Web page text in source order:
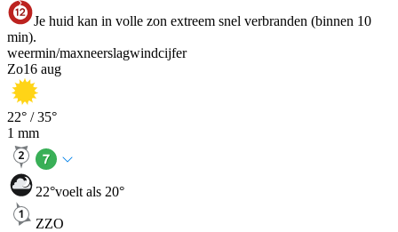
Je huid kan in volle zon extreem snel verbranden (binnen 10
min).
weermin/maxneerslagwindcijfer
Zo16 aug
22° /35°
1 mm
22°voelt als 20°
ZZO